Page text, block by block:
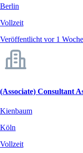
Berlin
Vollzeit
Veröffentlicht vor 1 Woche
(Associate) Consultant
Kienbaum
Köln
Vollzeit